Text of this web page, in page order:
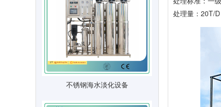
不锈钢海水淡化设备
处理量：20T/D